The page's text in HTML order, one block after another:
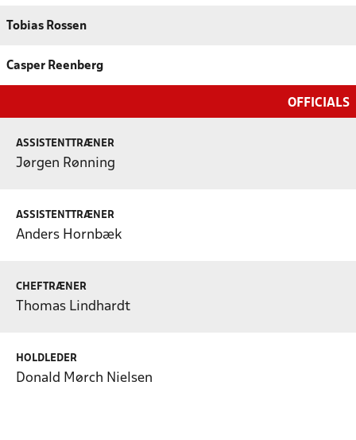
Tobias Rossen
Casper Reenberg
OFFICIALS
ASSISTENTTRÆNER
Jørgen Rønning
ASSISTENTTRÆNER
Anders Hornbæk
CHEFTRÆNER
Thomas Lindhardt
HOLDLEDER
Donald Mørch Nielsen